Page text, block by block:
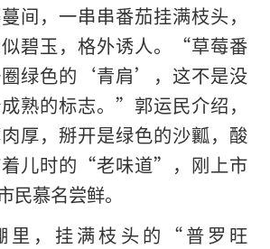
间，一串串番茄挂满枝头，
碧玉，格外诱人。“草莓番
圈绿色的‘青肩’，这不是没
熟的标志。”郭运民介绍，
厚，掰开是绿色的沙瓤，酸
儿时的“老味道”，刚上市
民慕名尝鲜。
里，挂满枝头的“普罗旺